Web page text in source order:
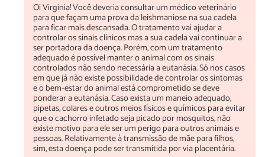
Oi Virginia! Você deveria consultar um médico veterinário
para que façam uma prova da leishmaniose na sua cadela
para ficar mais descansada. O tratamento vai ajudar a
controlar os sinais clínicos mas a sua cadela vai continuar a
ser portadora da doença. Porém, com um tratamento
adequado é possível manter o animal com os sinais
controlados não sendo necessária a eutanásia. Só nos casos
em que já não existe possibilidade de controlar os sintomas
e o bem-estar do animal está comprometido se deve
ponderar a eutanásia. Caso exista um maneio adequado,
pipetas, colares e outros meios físicos e químicos para evitar
que o cachorro infetado seja picado por mosquitos, não
existe motivo para ele ser um perigo para outros animais e
pessoas. Relativamente à transmissão de mãe para filhos,
sim, esta doença pode ser transmitida por via placentária.